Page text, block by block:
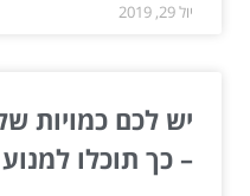
יול 29, 2019
יש לכם כמויות
– כך תוכלו